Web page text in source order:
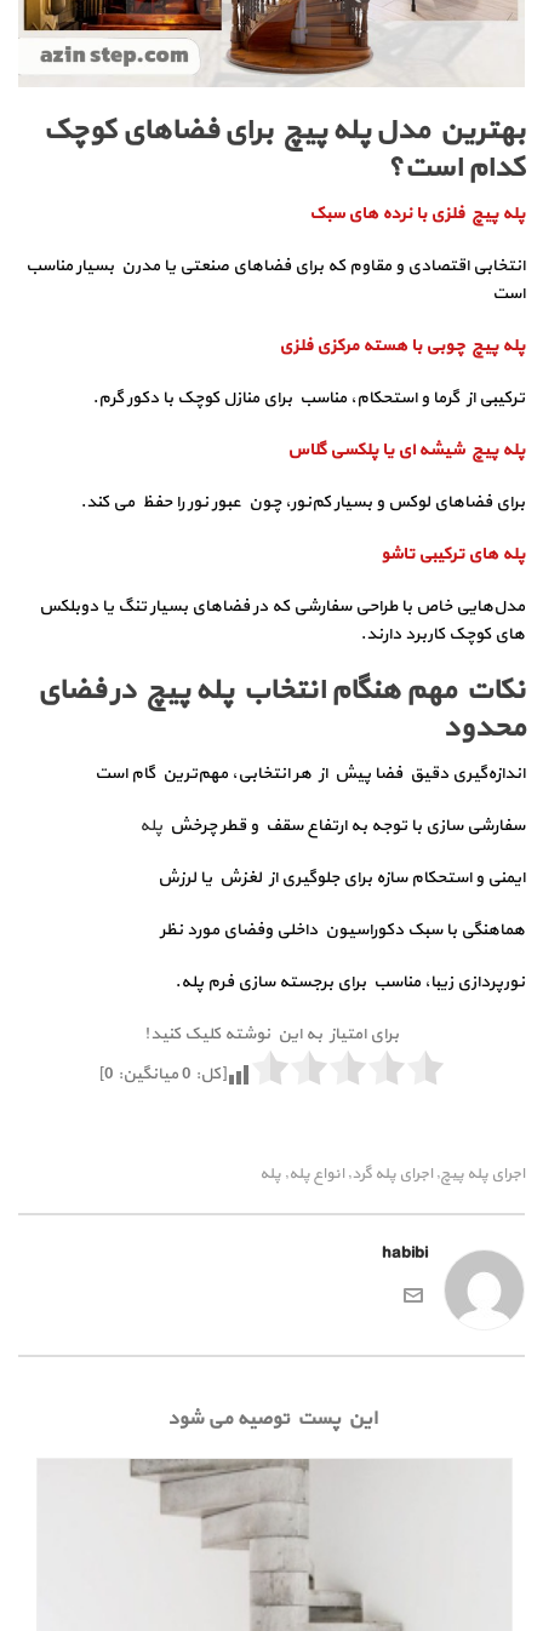
بهترین مدل پله پیچ برای فضاهای کوچک
کدام است؟
پله پیچ فلزی با نرده‌ های سبک
انتخابی اقتصادی و مقاوم که برای فضاهای صنعتی یا مدرن بسیار مناسب
است
پله پیچ چوبی با هسته مرکزی فلزی
ترکیبی از گرما و استحکام، مناسب برای منازل کوچک با دکور گرم.
پله پیچ شیشه‌ ای یا پلکسی گلاس
برای فضاهای لوکس و بسیار کم‌نور، چون عبور نور را حفظ می‌ کند.
پله‌ های ترکیبی تاشو
مدل‌هایی خاص با طراحی سفارشی که در فضاهای بسیار تنگ یا دوبلکس‌
های کوچک کاربرد دارند.
نکات مهم هنگام انتخاب پله پیچ در فضای
محدود
اندازه‌گیری دقیق فضا پیش از هر انتخابی، مهم‌ترین گام است
سفارشی سازی با توجه به ارتفاع سقف و قطر چرخش پله
ایمنی و استحکام سازه برای جلوگیری از لغزش یا لرزش
هماهنگی با سبک دکوراسیون داخلی وفضای مورد نظر
نورپردازی زیبا، مناسب برای برجسته‌ سازی فرم پله.
برای امتیاز به این نوشته کلیک کنید!
[کل: 0میانگین: 0
]
اجرای پله پیچ, اجرای پله گرد, انواع پله, پله
habibi
این پست توصیه می شود